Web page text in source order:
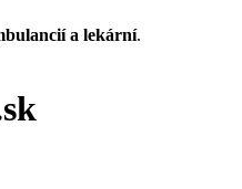
a lekární.